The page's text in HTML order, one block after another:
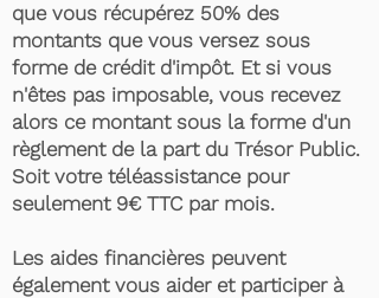
que vous récupérez 50% des
montants que vous versez sous
forme de crédit d'impôt. Et si vous
n'êtes pas imposable, vous recevez
alors ce montant sous la forme d'un
règlement de la part du Trésor Public.
Soit votre téléassistance pour
seulement 9€ TTC par mois.
Les aides financières peuvent
également vous aider et participer à